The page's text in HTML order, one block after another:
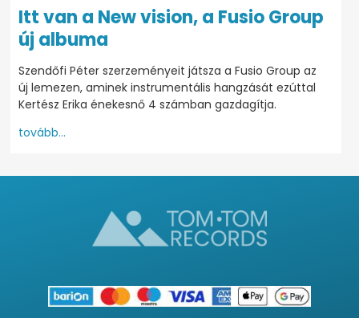
Itt van a New vision, a Fusio Group
új albuma
Szendőfi Péter szerzeményeit játsza a Fusio Group az
új lemezen, aminek instrumentális hangzását ezúttal
Kertész Erika énekesnő 4 számban gazdagítja.
tovább...